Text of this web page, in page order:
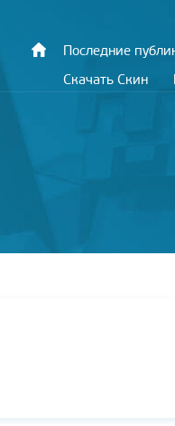
Последние
Скачать Скин